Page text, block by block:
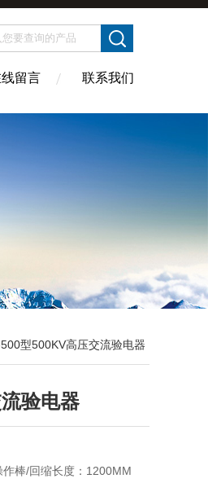
留言 联系我们
型500KV高压交流验电器
验电器
棒/回缩长度：1200MM